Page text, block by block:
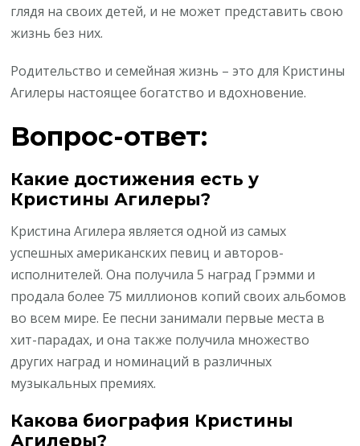
глядя на своих детей, и не может представить свою
жизнь без них.
Родительство и семейная жизнь – это для Кристины
Агилеры настоящее богатство и вдохновение.
Вопрос-ответ:
Какие достижения есть у
Кристины Агилеры?
Кристина Агилера является одной из самых
успешных американских певиц и авторов-
исполнителей. Она получила 5 наград Грэмми и
продала более 75 миллионов копий своих альбомов
во всем мире. Ее песни занимали первые места в
хит-парадах, и она также получила множество
других наград и номинаций в различных
музыкальных премиях.
Какова биография Кристины
Агилеры?